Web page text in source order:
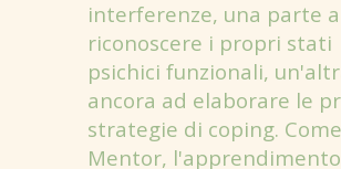
interferenze, una parte a
riconoscere i propri stati
psichici funzionali,
ancora ad elaborare le
strategie di coping. Come
Mentor,